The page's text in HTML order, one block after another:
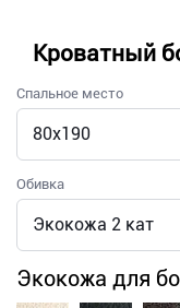
Кроватный
Спальное место
Обивка
Экокожа для